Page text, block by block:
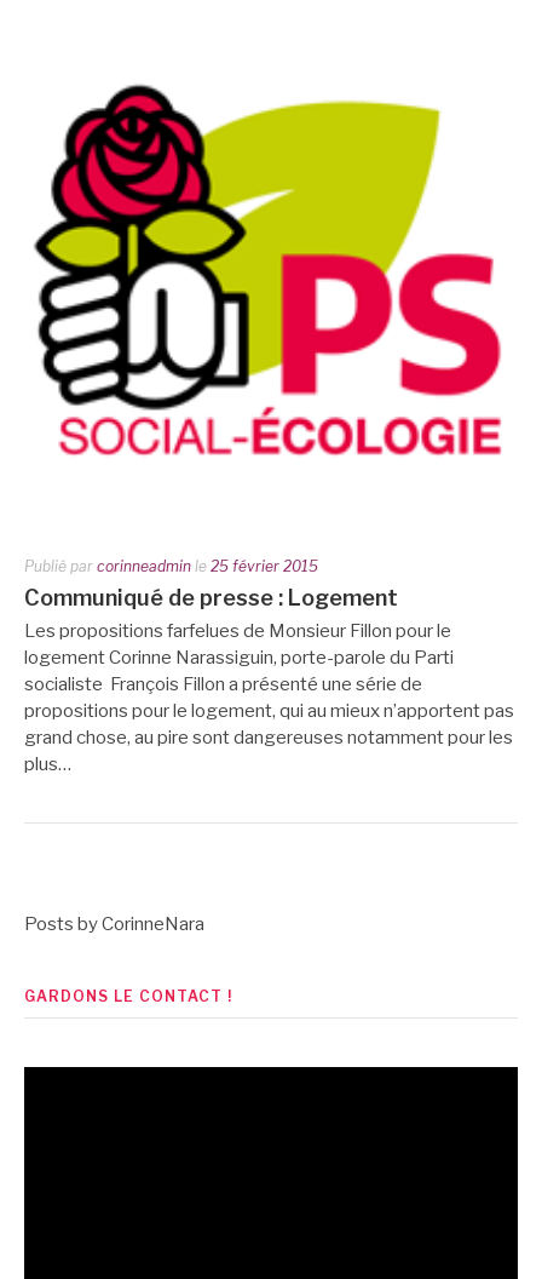
Publié par corinneadmin le 25 février 2015
Communiqué de presse : Logement
Les propositions farfelues de Monsieur Fillon pour le
logement Corinne Narassiguin, porte-parole du Parti
socialiste François Fillon a présenté une série de
propositions pour le logement, qui au mieux n’apportent pas
grand chose, au pire sont dangereuses notamment pour les
plus…
Posts by CorinneNara
GARDONS LE CONTACT !